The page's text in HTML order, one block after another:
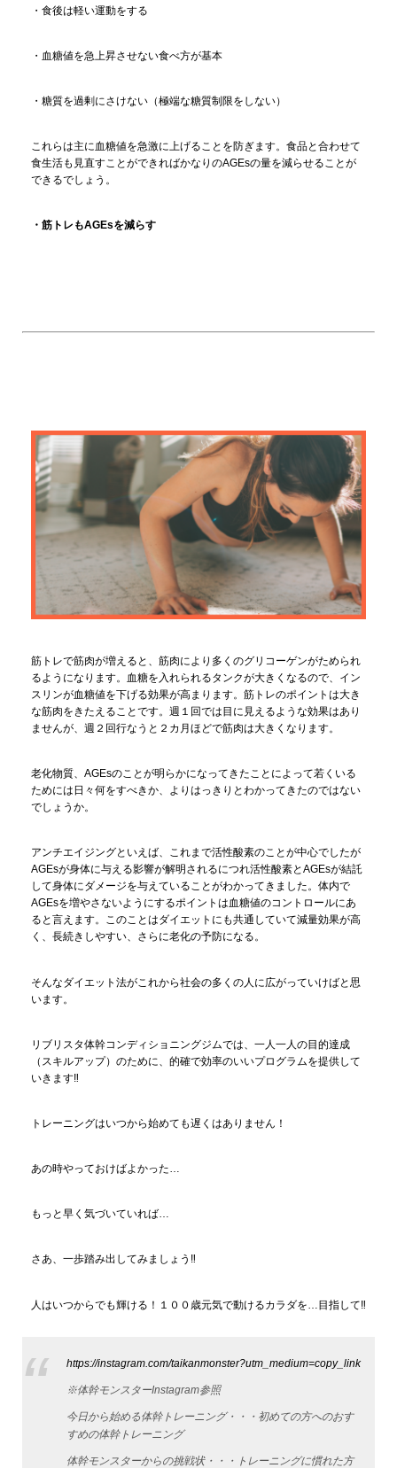
・食後は軽い運動をする
・血糖値を急上昇させない食べ方が基本
・糖質を過剰にさけない（極端な糖質制限をしない）
これらは主に血糖値を急激に上げることを防ぎます。食品と合わせて
食生活も見直すことができればかなりのAGEsの量を減らせることが
できるでしょう。
・筋トレもAGEsを減らす
筋トレで筋肉が増えると、筋肉により多くのグリコーゲンがためられ
るようになります。血糖を入れられるタンクが大きくなるので、イン
スリンが血糖値を下げる効果が高まります。筋トレのポイントは大き
な筋肉をきたえることです。週１回では目に見えるような効果はあり
ませんが、週２回行なうと２カ月ほどで筋肉は大きくなります。
老化物質、AGEsのことが明らかになってきたことによって若くいる
ためには日々何をすべきか、よりはっきりとわかってきたのではない
でしょうか。
アンチエイジングといえば、これまで活性酸素のことが中心でしたが
AGEsが身体に与える影響が解明されるにつれ活性酸素とAGEsが結託
して身体にダメージを与えていることがわかってきました。体内で
AGEsを増やさないようにするポイントは血糖値のコントロールにあ
ると言えます。このことはダイエットにも共通していて減量効果が高
く、長続きしやすい、さらに老化の予防になる。
そんなダイエット法がこれから社会の多くの人に広がっていけばと思
います。
リブリスタ体幹コンディショニングジムでは、一人一人の目的達成
（スキルアップ）のために、的確で効率のいいプログラムを提供して
いきます‼
トレーニングはいつから始めても遅くはありません！
あの時やっておけばよかった…
もっと早く気づいていれば…
さあ、一歩踏み出してみましょう‼
人はいつからでも輝ける！１００歳元気で動けるカラダを…目指して‼
https://instagram.com/taikanmonster?utm_medium=copy_link
※体幹モンスターInstagram参照
今日から始める体幹トレーニング・・・初めての方へのおす
すめの体幹トレーニング
体幹モンスターからの挑戦状・・・トレーニングに慣れた方